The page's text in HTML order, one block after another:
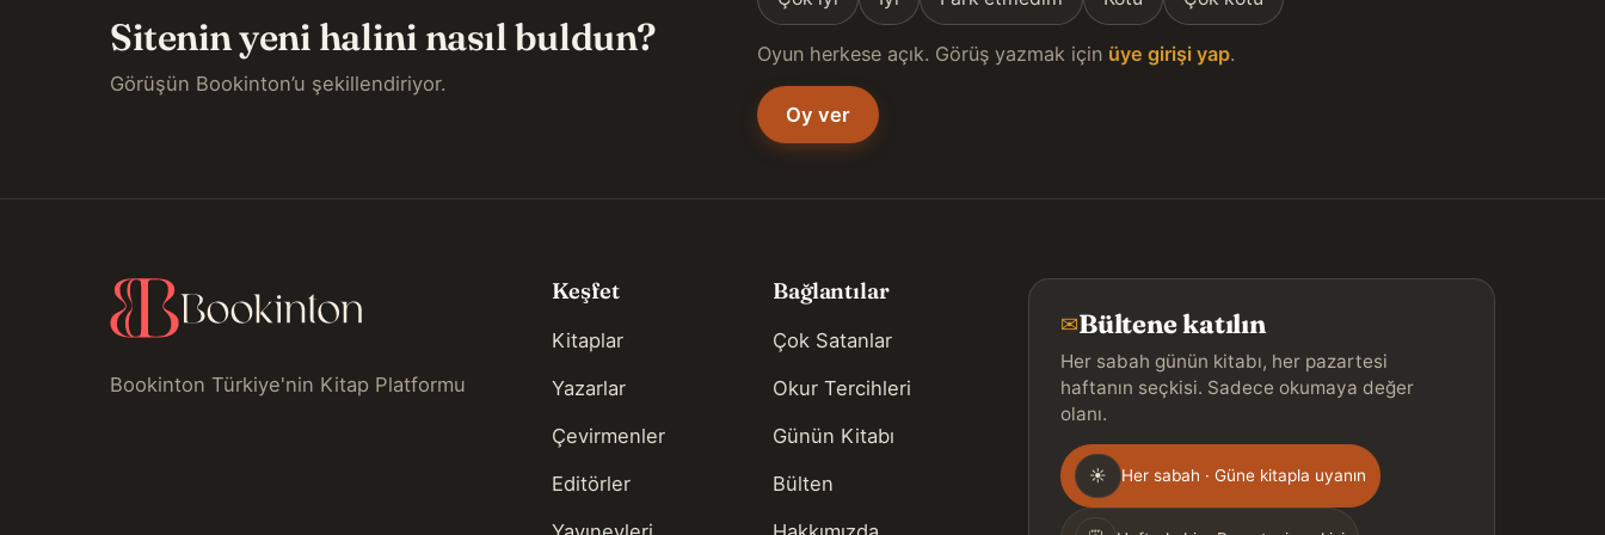
Sitenin yeni halini nasıl buldun?
Görüşün Bookinton’u şekillendiriyor.
Oyun herkese açık. Görüş yazmak için üye girişi yap.
Oy ver
Bookinton Türkiye'nin Kitap Platformu
Keşfet
Kitaplar
Yazarlar
Çevirmenler
Editörler
Bağlantılar
Çok Satanlar
Okur Tercihleri
Günün Kitabı
Bülten
✉Bültene katılın
Her sabah günün kitabı, her pazartesi
haftanın seçkisi. Sadece okumaya değer
olanı.
Gönderim
sıklığı
☀ Her sabah · Güne kitapla uyanın